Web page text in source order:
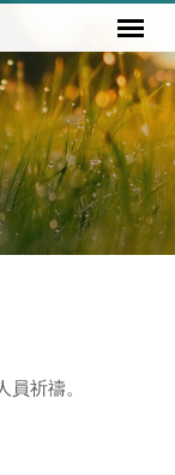
祈禱。